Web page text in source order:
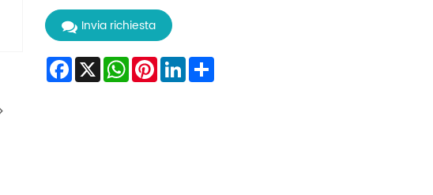
Invia richiesta
Facebook
X WhatsApp
Pinterest
LinkedInShare